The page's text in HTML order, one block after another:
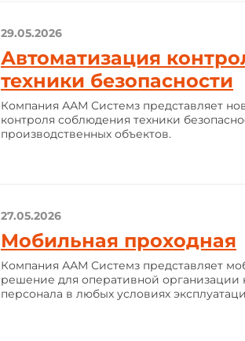
29.05.2026
Автоматизация
техники безопасности
Компания ААМ Системз представляет
контроля соблюдения техники
производственных объектов.
27.05.2026
Мобильная проходная
Компания ААМ Системз представляет
решение для оперативной организации
персонала в любых условиях